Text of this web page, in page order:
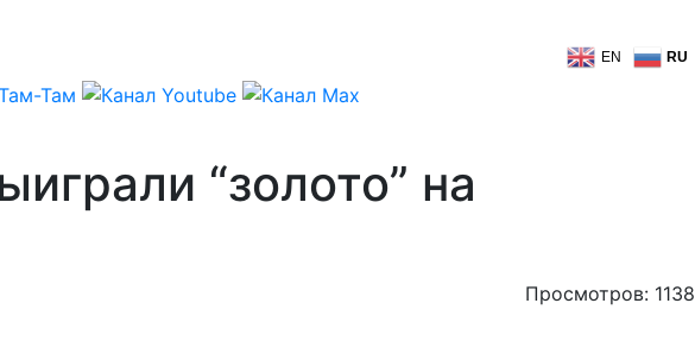
EN RU
“золото” на
Просмотров: 1138